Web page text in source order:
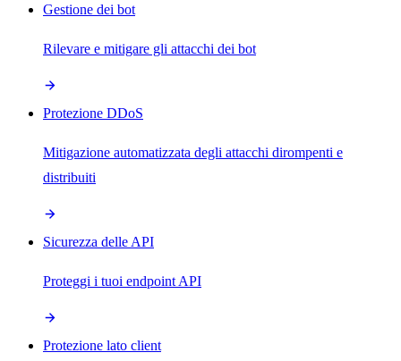
Gestione dei bot
Rilevare e mitigare gli attacchi dei bot
Protezione DDoS
Mitigazione automatizzata degli attacchi dirompenti e
distribuiti
Sicurezza delle API
Proteggi i tuoi endpoint API
Protezione lato client